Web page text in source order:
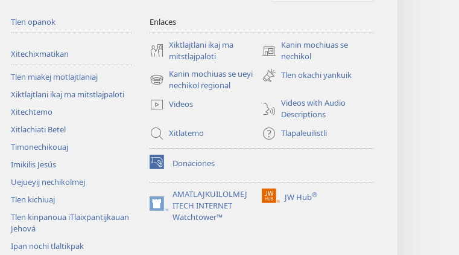
Tlen opanok
Xitechixmatikan
Tlen miakej motlajtlaniaj
Xiktlajtlani ikaj ma mitstlajpaloti
Xitechtemo
Xitlachiati Betel
Timonechikouaj
Imikilis Jesús
Uejueyij nechikolmej
Tlen kichiuaj
Tlen kinpanoua iTlaixpantijkauan
Jehová
Ipan nochi tlaltikpak
Enlaces
Xiktlajtlani ikaj ma
mitstlajpaloti
Kanin mochiuas se
nechikol
(xiktlapo
okse
ventana)
Kanin mochiuas se ueyi
nechikol regional
(xiktlapo
ventana)
Tlen okachi yankuik
Videos
Videos with Audio
Descriptions
Xitlatemo
Tlapaleuilistli
Donaciones
(xiktlapo
okse
ventana)AMATLAJKUILOLMEJ
ITECH INTERNET
Watchtower™
(xiktlapo
JW Hub®
(xiktlapo